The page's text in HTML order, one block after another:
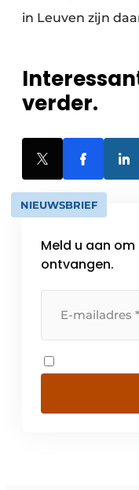
in Leuven zijn
verder.
NIEUWSBRIEF
Meld u aan
ontvangen.